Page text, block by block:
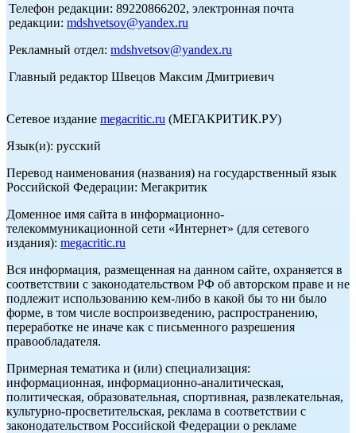
Телефон редакции: 89220866202, электронная почта
редакции: mdshvetsov@yandex.ru
Рекламный отдел: mdshvetsov@yandex.ru
Главный редактор Швецов Максим Дмитриевич
Сетевое издание megacritic.ru (МЕГАКРИТИК.РУ)
Язык(и): русский
Перевод наименования (названия) на государственный язык
Российской Федерации: Мегакритик
Доменное имя сайта в информационно-
телекоммуникационной сети «Интернет» (для сетевого
издания): megacritic.ru
Вся информация, размещенная на данном сайте, охраняется в
соответствии с законодательством РФ об авторском праве и не
подлежит использованию кем-либо в какой бы то ни было
форме, в том числе воспроизведению, распространению,
переработке не иначе как с письменного разрешения
правообладателя.
Примерная тематика и (или) специализация:
информационная, информационно-аналитическая,
политическая, образовательная, спортивная, развлекательная,
культурно-просветительская, реклама в соответствии с
законодательством Российской Федерации о рекламе